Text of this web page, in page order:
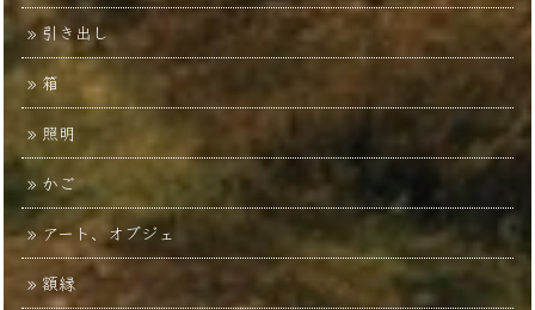
引き出し
箱
照明
かご
アート、オブジェ
額縁